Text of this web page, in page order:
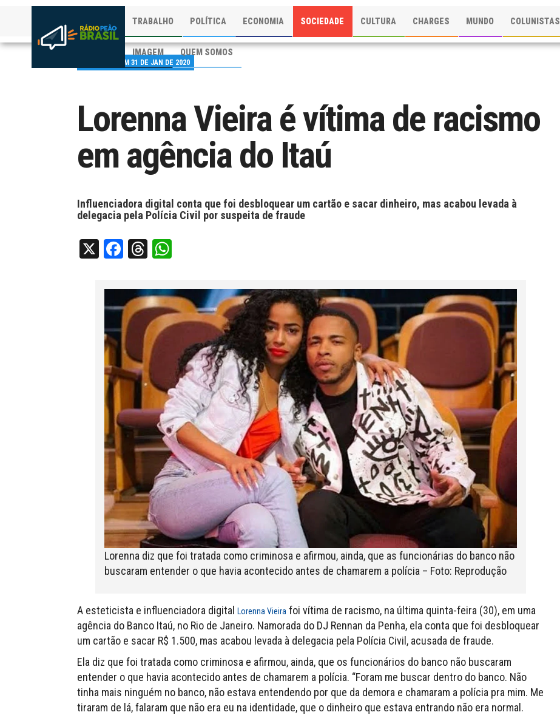
TRABALHO POLÍTICA ECONOMIA SOCIEDADE CULTURA CHARGES MUNDO COLUNISTAS
IMAGEM QUEM SOMOS
PUBLICADO EM 31 DE JAN DE 2020
Lorenna Vieira é vítima de racismo
em agência do Itaú
Influenciadora digital conta que foi desbloquear um cartão e sacar dinheiro, mas acabou levada à
delegacia pela Polícia Civil por suspeita de fraude
X Facebook
Threads
Lorenna diz que foi tratada como criminosa e afirmou, ainda, que as funcionárias do banco não
buscaram entender o que havia acontecido antes de chamarem a polícia – Foto: Reprodução
A esteticista e influenciadora digital Lorenna Vieira foi vítima de racismo, na última quinta-feira (30), em uma
agência do Banco Itaú, no Rio de Janeiro. Namorada do DJ Rennan da Penha, ela conta que foi desbloquear
um cartão e sacar R$ 1.500, mas acabou levada à delegacia pela Polícia Civil, acusada de fraude.
Ela diz que foi tratada como criminosa e afirmou, ainda, que os funcionários do banco não buscaram
entender o que havia acontecido antes de chamarem a polícia. “Foram me buscar dentro do banco. Não
tinha mais ninguém no banco, não estava entendendo por que da demora e chamaram a polícia pra mim. Me
tiraram de lá, falaram que não era eu na identidade, que o dinheiro que estava entrando não era normal.